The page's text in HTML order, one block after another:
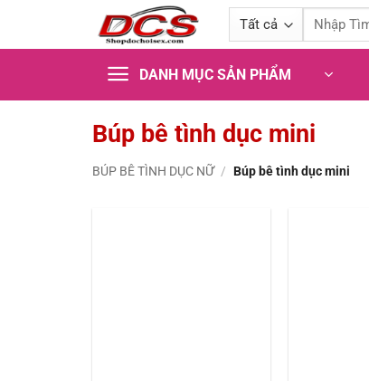
Tìm
DANH MỤC SẢN PHẨM
Búp bê tình dục mini
BÚP BÊ TÌNH DỤC NỮ / Búp bê tình dục mini